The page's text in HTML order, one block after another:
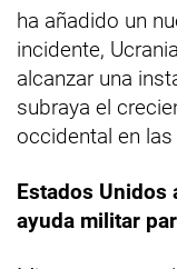
ha añadido un
incidente,
alcanzar una
subraya el
occidental en
Estados Unidos
ayuda militar